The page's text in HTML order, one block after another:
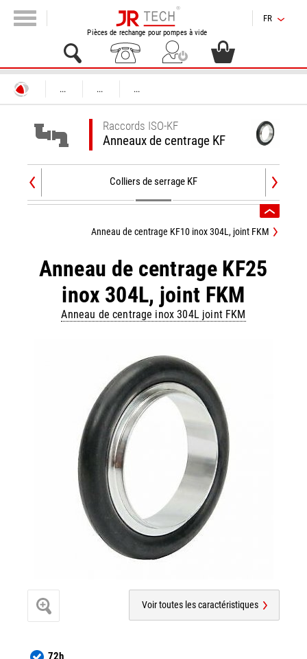
Pièces de rechange pour pompes à vide
FR
... ... ...
Raccords ISO-KF
Anneaux de centrage KF
Colliers de serrage KF
Anneau de centrage KF25
inox 304L, joint FKM
Anneau de centrage inox 304L joint FKM
Anneau de centrage KF10 inox 304L, joint FKM
Voir toutes les caractéristiques
72h